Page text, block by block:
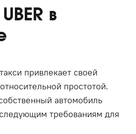
в
привлекает своей
простотой.
автомобиль
следующим требованиям для